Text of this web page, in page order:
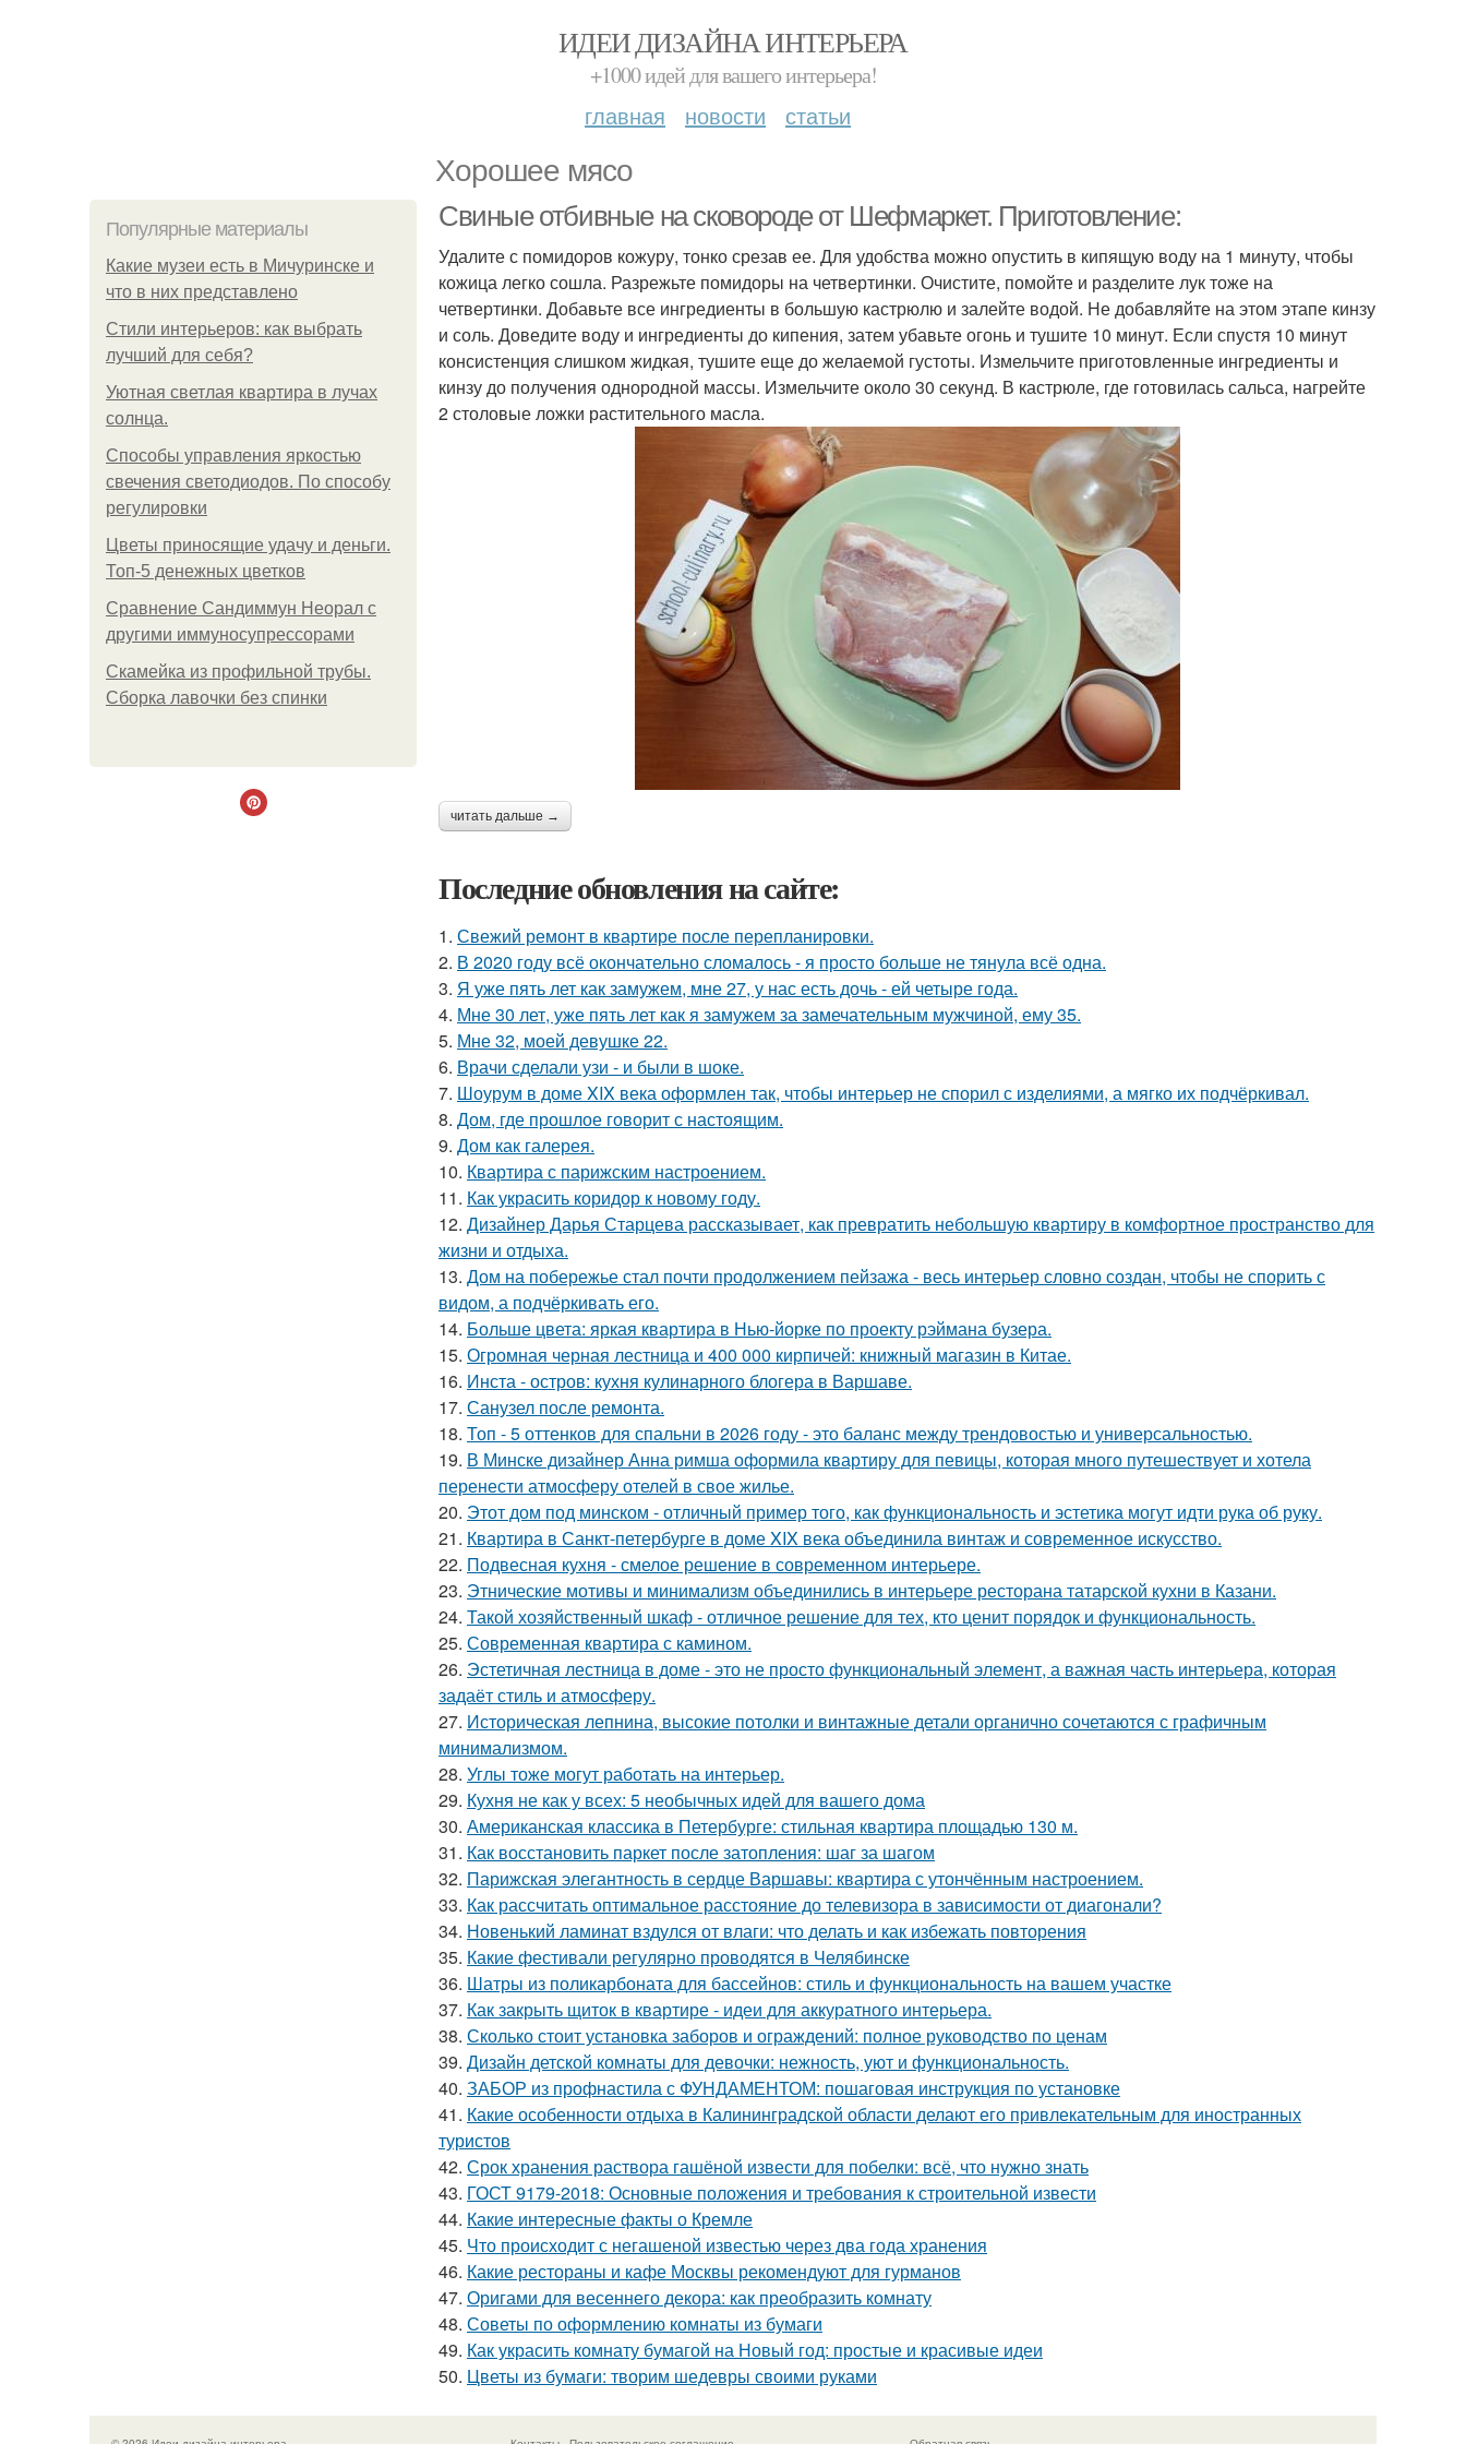
ИДЕИ ДИЗАЙНА ИНТЕРЬЕРА
+1000 идей для вашего интерьера!
главная новости статьи
Хорошее мясо
Популярные материалы
Какие музеи есть в Мичуринске и
что в них представлено
Стили интерьеров: как выбрать
лучший для себя?
Уютная светлая квартира в лучах
солнца.
Способы управления яркостью
свечения светодиодов. По способу
регулировки
Цветы приносящие удачу и деньги.
Топ-5 денежных цветков
Сравнение Сандиммун Неорал с
другими иммуносупрессорами
Скамейка из профильной трубы.
Сборка лавочки без спинки
Свиные отбивные на сковороде от Шефмаркет. Приготовление:
Удалите с помидоров кожуру, тонко срезав ее. Для удобства можно опустить в кипящую воду на 1 минуту, чтобы
кожица легко сошла. Разрежьте помидоры на четвертинки. Очистите, помойте и разделите лук тоже на
четвертинки. Добавьте все ингредиенты в большую кастрюлю и залейте водой. Не добавляйте на этом этапе кинзу
и соль. Доведите воду и ингредиенты до кипения, затем убавьте огонь и тушите 10 минут. Если спустя 10 минут
консистенция слишком жидкая, тушите еще до желаемой густоты. Измельчите приготовленные ингредиенты и
кинзу до получения однородной массы. Измельчите около 30 секунд. В кастрюле, где готовилась сальса, нагрейте
2 столовые ложки растительного масла.
читать дальше →
Последние обновления на сайте:
1. Свежий ремонт в квартире после перепланировки.
2. В 2020 году всё окончательно сломалось - я просто больше не тянула всё одна.
3. Я уже пять лет как замужем, мне 27, у нас есть дочь - ей четыре года.
4. Мне 30 лет, уже пять лет как я замужем за замечательным мужчиной, ему 35.
5. Мне 32, моей девушке 22.
6. Врачи сделали узи - и были в шоке.
7. Шоурум в доме XIX века оформлен так, чтобы интерьер не спорил с изделиями, а мягко их подчёркивал.
8. Дом, где прошлое говорит с настоящим.
9. Дом как галерея.
10. Квартира с парижским настроением.
11. Как украсить коридор к новому году.
12. Дизайнер Дарья Старцева рассказывает, как превратить небольшую квартиру в комфортное пространство для
жизни и отдыха.
13. Дом на побережье стал почти продолжением пейзажа - весь интерьер словно создан, чтобы не спорить с
видом, а подчёркивать его.
14. Больше цвета: яркая квартира в Нью-йорке по проекту рэймана бузера.
15. Огромная черная лестница и 400 000 кирпичей: книжный магазин в Китае.
16. Инста - остров: кухня кулинарного блогера в Варшаве.
17. Санузел после ремонта.
18. Топ - 5 оттенков для спальни в 2026 году - это баланс между трендовостью и универсальностью.
19. В Минске дизайнер Анна римша оформила квартиру для певицы, которая много путешествует и хотела
перенести атмосферу отелей в свое жилье.
20. Этот дом под минском - отличный пример того, как функциональность и эстетика могут идти рука об руку.
21. Квартира в Санкт-петербурге в доме XIX века объединила винтаж и современное искусство.
22. Подвесная кухня - смелое решение в современном интерьере.
23. Этнические мотивы и минимализм объединились в интерьере ресторана татарской кухни в Казани.
24. Такой хозяйственный шкаф - отличное решение для тех, кто ценит порядок и функциональность.
25. Современная квартира с камином.
26. Эстетичная лестница в доме - это не просто функциональный элемент, а важная часть интерьера, которая
задаёт стиль и атмосферу.
27. Историческая лепнина, высокие потолки и винтажные детали органично сочетаются с графичным
минимализмом.
28. Углы тоже могут работать на интерьер.
29. Кухня не как у всех: 5 необычных идей для вашего дома
30. Американская классика в Петербурге: стильная квартира площадью 130 м.
31. Как восстановить паркет после затопления: шаг за шагом
32. Парижская элегантность в сердце Варшавы: квартира с утончённым настроением.
33. Как рассчитать оптимальное расстояние до телевизора в зависимости от диагонали?
34. Новенький ламинат вздулся от влаги: что делать и как избежать повторения
35. Какие фестивали регулярно проводятся в Челябинске
36. Шатры из поликарбоната для бассейнов: стиль и функциональность на вашем участке
37. Как закрыть щиток в квартире - идеи для аккуратного интерьера.
38. Сколько стоит установка заборов и ограждений: полное руководство по ценам
39. Дизайн детской комнаты для девочки: нежность, уют и функциональность.
40. ЗАБОР из профнастила с ФУНДАМЕНТОМ: пошаговая инструкция по установке
41. Какие особенности отдыха в Калининградской области делают его привлекательным для иностранных
туристов
42. Срок хранения раствора гашёной извести для побелки: всё, что нужно знать
43. ГОСТ 9179-2018: Основные положения и требования к строительной извести
44. Какие интересные факты о Кремле
45. Что происходит с негашеной известью через два года хранения
46. Какие рестораны и кафе Москвы рекомендуют для гурманов
47. Оригами для весеннего декора: как преобразить комнату
48. Советы по оформлению комнаты из бумаги
49. Как украсить комнату бумагой на Новый год: простые и красивые идеи
50. Цветы из бумаги: творим шедевры своими руками